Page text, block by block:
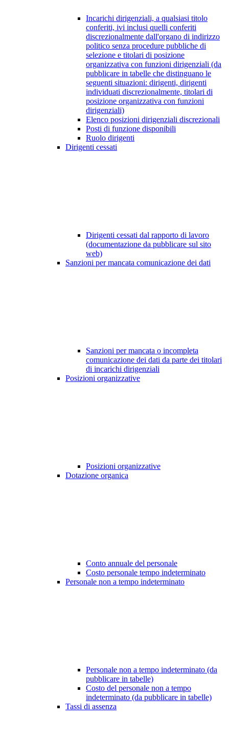
Incarichi dirigenziali, a qualsiasi titolo
conferiti, ivi inclusi quelli conferiti
discrezionalmente dall'organo di indirizzo
politico senza procedure pubbliche di
selezione e titolari di posizione
organizzativa con funzioni dirigenziali (da
pubblicare in tabelle che distinguano le
seguenti situazioni: dirigenti, dirigenti
individuati discrezionalmente, titolari di
posizione organizzativa con funzioni
dirigenziali)
Elenco posizioni dirigenziali discrezionali
Posti di funzione disponibili
Ruolo dirigenti
Dirigenti cessati
Dirigenti cessati dal rapporto di lavoro
(documentazione da pubblicare sul sito
web)
Sanzioni per mancata comunicazione dei dati
Sanzioni per mancata o incompleta
comunicazione dei dati da parte dei titolari
di incarichi dirigenziali
Posizioni organizzative
Posizioni organizzative
Dotazione organica
Conto annuale del personale
Costo personale tempo indeterminato
Personale non a tempo indeterminato
Personale non a tempo indeterminato (da
pubblicare in tabelle)
Costo del personale non a tempo
indeterminato (da pubblicare in tabelle)
Tassi di assenza